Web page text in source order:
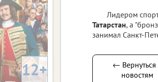
Лидером
Татарстан, а
занимал Санкт-
← Вернуться
новостям
12+